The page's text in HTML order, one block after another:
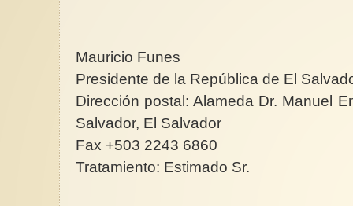
Mauricio Funes
Presidente de la República de El
Dirección postal: Alameda Dr. Manuel
Salvador, El Salvador
Fax +503 2243 6860
Tratamiento: Estimado Sr.